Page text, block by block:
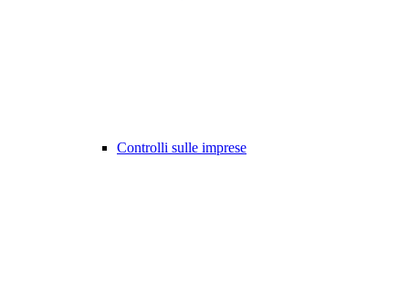
Controlli sulle imprese